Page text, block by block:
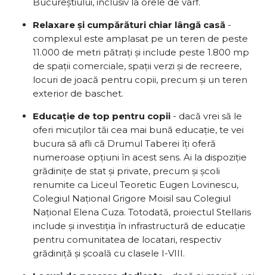
Relaxare și cumpărături chiar lângă casă -
complexul este amplasat pe un teren de peste
11.000 de metri pătrați și include peste 1.800 mp
de spații comerciale, spații verzi și de recreere,
locuri de joacă pentru copii, precum și un teren
exterior de baschet.
Educație de top pentru copii - dacă vrei să le
oferi micuților tăi cea mai bună educație, te vei
bucura să afli că Drumul Taberei îți oferă
numeroase opțiuni în acest sens. Ai la dispoziție
grădinițe de stat și private, precum și școli
renumite ca Liceul Teoretic Eugen Lovinescu,
Colegiul Național Grigore Moisil sau Colegiul
Național Elena Cuza. Totodată, proiectul Stellaris
include și investiția în infrastructură de educație
pentru comunitatea de locatari, respectiv
grădiniță și școală cu clasele I-VIII.